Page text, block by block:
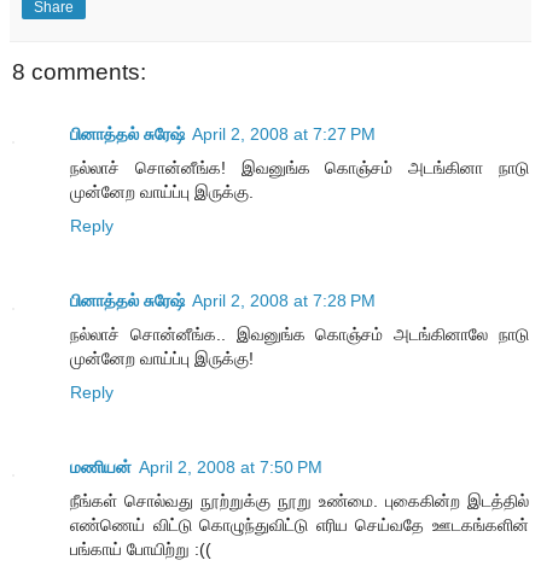
Share
8 comments:
பினாத்தல் சுரேஷ் April 2, 2008 at 7:27 PM
நல்லாச் சொன்னீங்க! இவனுங்க கொஞ்சம் அடங்கினா நாடு
முன்னேற வாய்ப்பு இருக்கு.
Reply
பினாத்தல் சுரேஷ் April 2, 2008 at 7:28 PM
நல்லாச் சொன்னீங்க.. இவனுங்க கொஞ்சம் அடங்கினாலே நாடு
முன்னேற வாய்ப்பு இருக்கு!
Reply
மணியன் April 2, 2008 at 7:50 PM
நீங்கள் சொல்வது நூற்றுக்கு நூறு உண்மை. புகைகின்ற இடத்தில்
எண்ணெய் விட்டு கொழுந்துவிட்டு எரிய செய்வதே ஊடகங்களின்
பங்காய் போயிற்று :((